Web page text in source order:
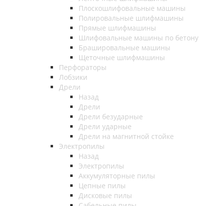
Плоскошлифовальные машины
Полировальные шлифмашины
Прямые шлифмашины
Шлифовальные машины по бетону
Брашировальные машины
Щеточные шлифмашины
Перфораторы
Лобзики
Дрели
Назад
Дрели
Дрели безударные
Дрели ударные
Дрели на магнитной стойке
Электропилы
Назад
Электропилы
Аккумуляторные пилы
Цепные пилы
Дисковые пилы